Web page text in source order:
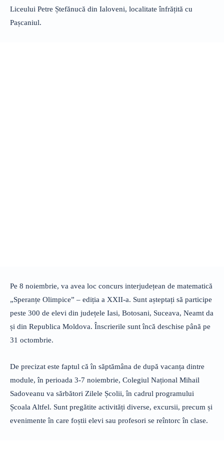
Liceului Petre Ștefănucă din Ialoveni, localitate înfrățită cu
Pașcaniul.
Pe 8 noiembrie, va avea loc concurs interjudețean de matematică
„Speranțe Olimpice” – ediția a XXII-a. Sunt așteptați să participe
peste 300 de elevi din județele Iasi, Botosani, Suceava, Neamt da
și din Republica Moldova. Înscrierile sunt încă deschise până pe
31 octombrie.
De precizat este faptul că în săptămâna de după vacanța dintre
module, în perioada 3-7 noiembrie, Colegiul Național Mihail
Sadoveanu va sărbători Zilele Școlii, în cadrul programului
Școala Altfel. Sunt pregătite activități diverse, excursii, precum și
evenimente în care foștii elevi sau profesori se reîntorc în clase.